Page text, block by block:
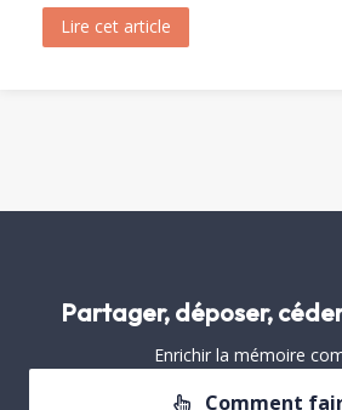
Lire cet article
Partager, déposer,
Enrichir la mémoire
Comment